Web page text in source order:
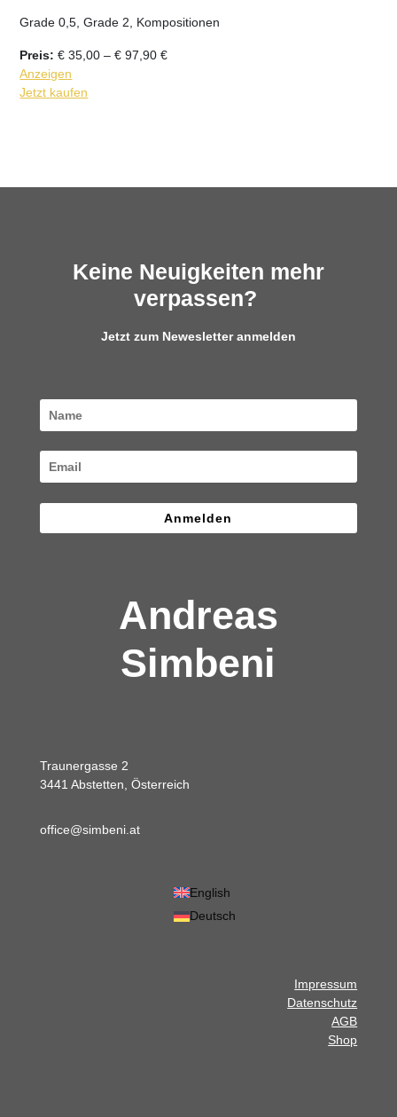
Grade 0,5, Grade 2, Kompositionen
Preis: € 35,00 –€ 97,90Preisspanne:
€
Anzeigen
Jetzt kaufen
Keine Neuigkeiten mehr
verpassen?
Jetzt zum Newesletter anmelden
Anmelden
Andreas
Simbeni
Traunergasse 2
3441 Abstetten, Österreich
office@simbeni.at
English
Deutsch
Impressum
Datenschutz
AGB
Shop